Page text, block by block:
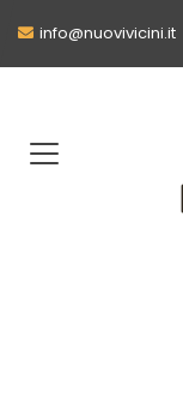
info@nuovivicini.it